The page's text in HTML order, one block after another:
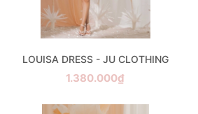
LOUISA DRESS - JU CLOTHING
1.380.000₫